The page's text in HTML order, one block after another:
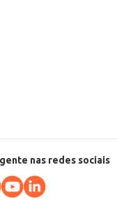
nas redes sociais